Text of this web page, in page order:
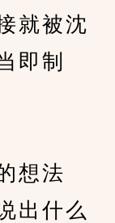
就被沈
即制
想法
出什么